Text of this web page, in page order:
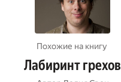
Похожие на книгу
Лабиринт грехов